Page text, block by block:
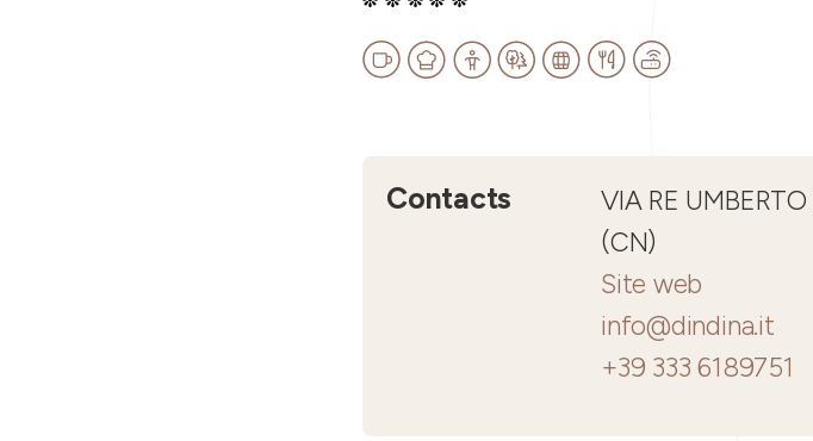
Contacts
VIA RE
(CN)
Site web
info@dindina.it
+39 333 6189751